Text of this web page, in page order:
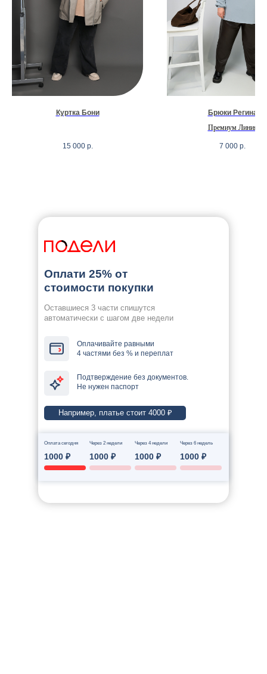
Куртка Бони
15 000 р.
Брюки Регина
Премиум Линия
7 000 р.
Оплати 25% от
стоимости покупки
Оставшиеся 3 части спишутся
автоматически с шагом две недели
Оплачивайте равными
4 частями без % и переплат
Подтверждение без документов.
Не нужен паспорт
Например, платье стоит 4000 ₽
Оплата сегодня Через 2 недели Через 4 недели Через 6 недель
1000 ₽ 1000 ₽ 1000 ₽ 1000 ₽